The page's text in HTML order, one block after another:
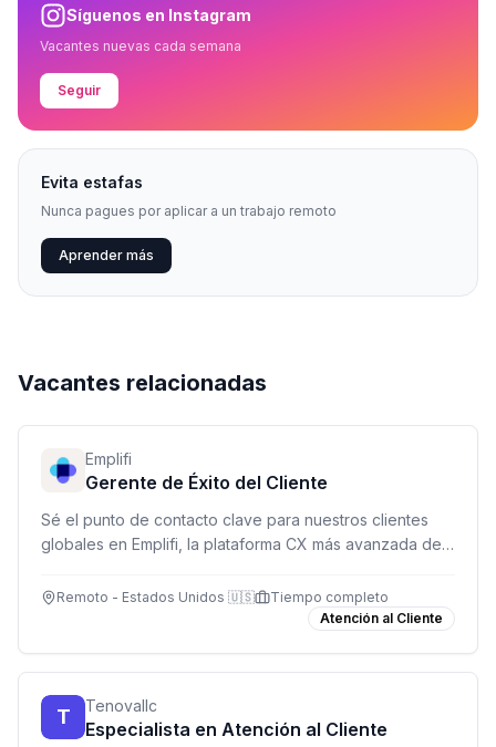
Síguenos en Instagram
Vacantes nuevas cada semana
Seguir
Evita estafas
Nunca pagues por aplicar a un trabajo remoto
Aprender más
Vacantes relacionadas
Emplifi
Gerente de Éxito del Cliente
Sé el punto de contacto clave para nuestros clientes
globales en Emplifi, la plataforma CX más avanzada del
producto y genera oportunidades de crecimiento.
Remoto - Estados Unidos 🇺🇸
Tiempo completo
Atención al Cliente
T Tenovallc
Especialista en Atención al Cliente